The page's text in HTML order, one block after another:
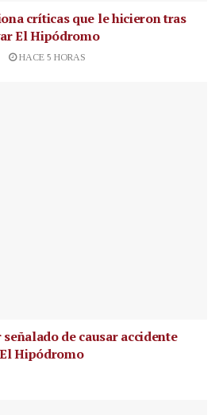
críticas que le hicieron tras
El Hipódromo
HACE 5 HORAS
de causar accidente
Hipódromo